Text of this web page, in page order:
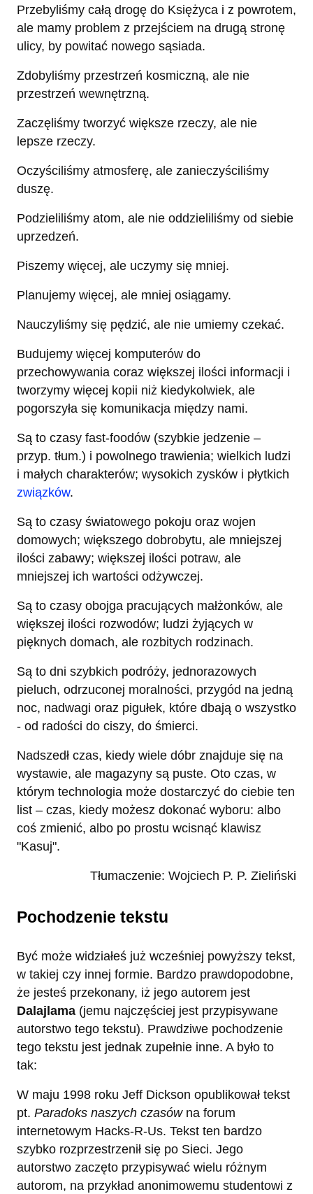
Przebyliśmy całą drogę do Księżyca i z powrotem,
ale mamy problem z przejściem na drugą stronę
ulicy, by powitać nowego sąsiada.
Zdobyliśmy przestrzeń kosmiczną, ale nie
przestrzeń wewnętrzną.
Zaczęliśmy tworzyć większe rzeczy, ale nie
lepsze rzeczy.
Oczyściliśmy atmosferę, ale zanieczyściliśmy
duszę.
Podzieliliśmy atom, ale nie oddzieliliśmy od siebie
uprzedzeń.
Piszemy więcej, ale uczymy się mniej.
Planujemy więcej, ale mniej osiągamy.
Nauczyliśmy się pędzić, ale nie umiemy czekać.
Budujemy więcej komputerów do
przechowywania coraz większej ilości informacji i
tworzymy więcej kopii niż kiedykolwiek, ale
pogorszyła się komunikacja między nami.
Są to czasy fast-foodów (szybkie jedzenie –
przyp. tłum.) i powolnego trawienia; wielkich ludzi
i małych charakterów; wysokich zysków i płytkich
związków.
Są to czasy światowego pokoju oraz wojen
domowych; większego dobrobytu, ale mniejszej
ilości zabawy; większej ilości potraw, ale
mniejszej ich wartości odżywczej.
Są to czasy obojga pracujących małżonków, ale
większej ilości rozwodów; ludzi żyjących w
pięknych domach, ale rozbitych rodzinach.
Są to dni szybkich podróży, jednorazowych
pieluch, odrzuconej moralności, przygód na jedną
noc, nadwagi oraz pigułek, które dbają o wszystko
- od radości do ciszy, do śmierci.
Nadszedł czas, kiedy wiele dóbr znajduje się na
wystawie, ale magazyny są puste. Oto czas, w
którym technologia może dostarczyć do ciebie ten
list – czas, kiedy możesz dokonać wyboru: albo
coś zmienić, albo po prostu wcisnąć klawisz
"Kasuj".
Tłumaczenie: Wojciech P. P. Zieliński
Pochodzenie tekstu
Być może widziałeś już wcześniej powyższy tekst,
w takiej czy innej formie. Bardzo prawdopodobne,
że jesteś przekonany, iż jego autorem jest
Dalajlama (jemu najczęściej jest przypisywane
autorstwo tego tekstu). Prawdziwe pochodzenie
tego tekstu jest jednak zupełnie inne. A było to
tak:
W maju 1998 roku Jeff Dickson opublikował tekst
pt. Paradoks naszych czasówna forum
internetowym Hacks-R-Us. Tekst ten bardzo
szybko rozprzestrzenił się po Sieci. Jego
autorstwo zaczęto przypisywać wielu różnym
autorom, na przykład anonimowemu studentowi z